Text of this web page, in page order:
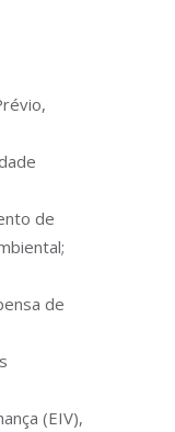
de
de
(EIV),